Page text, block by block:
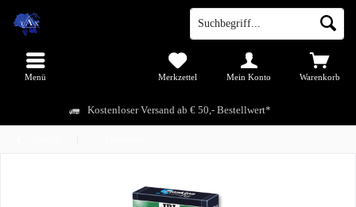
Kostenloser Versand ab € 50,- Bestellwert*
Menü Warenkorb
Merkzettel Mein Konto